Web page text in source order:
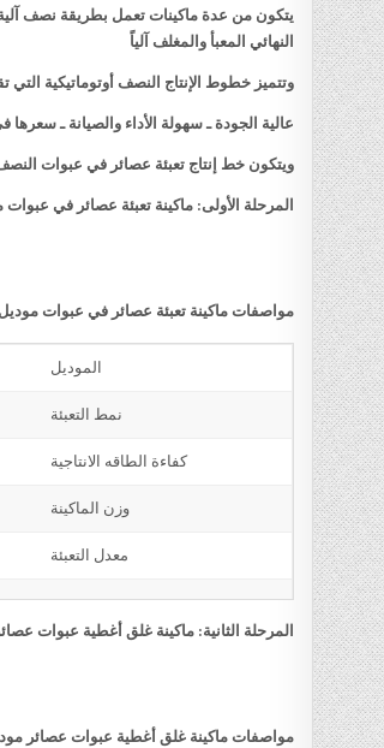
يتكون من عدة ماكينات تعمل بطريقة نصف
النهائي المعبأ والمغلف آلياً
وتتميز خطوط الإنتاج النصف أوتوماتيكية
عالية الجودة ـ سهولة الأداء والصيانة ـ سعرها
ويتكون خط إنتاج تعبئة عصائر في عبوات
المرحلة الأولى: ماكينة تعبئة عصائر في عبوات
مواصفات ماكينة تعبئة عصائر في عبوات موديل
الموديل
نمط التعبئة
كفاءة الطاقه الانتاجية
وزن الماكينة
معدل التعبئة
المرحلة الثانية: ماكينة غلق أغطية عبوات عصائر موديل 461
مواصفات ماكينة غلق أغطية عبوات عصائر موديل 461 ماركة